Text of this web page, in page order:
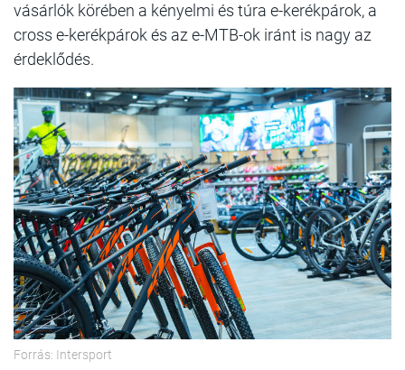
vásárlók körében a kényelmi és túra e-kerékpárok, a
cross e-kerékpárok és az e-MTB-ok iránt is nagy az
érdeklődés.
Forrás: Intersport